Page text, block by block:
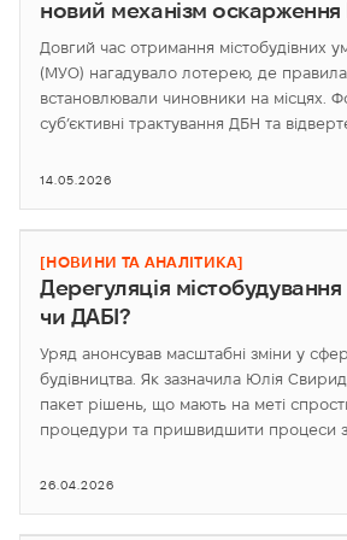
новий механізм
Довгий час отримання містобудівних
(МУО) нагадувало лотерею, де
встановлювали чиновники на місцях.
суб’єктивні трактування ДБН та
14.05.2026
[НОВИНИ ТА АНАЛІТИКА]
Дерегуляція
чи ДАБІ?
Уряд анонсував масштабні зміни у
будівництва. Як зазначила Юлія
пакет рішень, що мають на меті
процедури та пришвидшити процеси
26.04.2026